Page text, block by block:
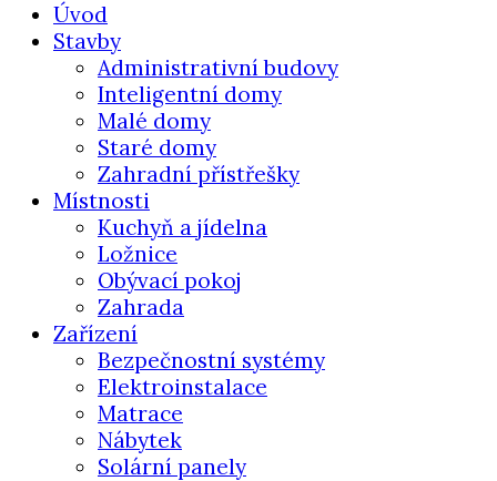
Úvod
Stavby
Administrativní budovy
Inteligentní domy
Malé domy
Staré domy
Zahradní přístřešky
Místnosti
Kuchyň a jídelna
Ložnice
Obývací pokoj
Zahrada
Zařízení
Bezpečnostní systémy
Elektroinstalace
Matrace
Nábytek
Solární panely